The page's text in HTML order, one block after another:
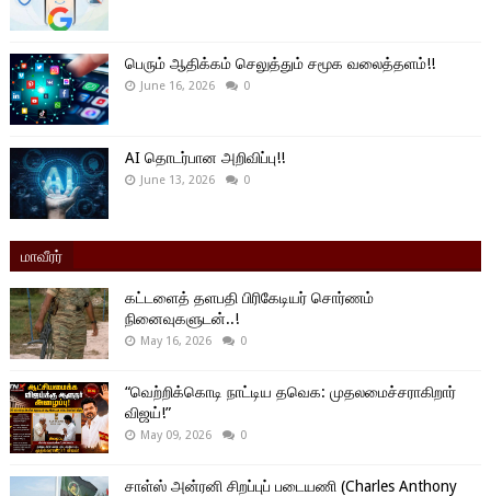
பெரும் ஆதிக்கம் செலுத்தும் சமூக வலைத்தளம்!!
June 16, 2026 0
AI தொடர்பான அறிவிப்பு!!
June 13, 2026 0
மாவீரர்
கட்டளைத் தளபதி பிரிகேடியர் சொர்ணம்
நினைவுகளுடன்..!
May 16, 2026 0
“வெற்றிக்கொடி நாட்டிய தவெக: முதலமைச்சராகிறார்
விஜய்!”
May 09, 2026 0
சாள்ஸ் அன்ரனி சிறப்புப் படையணி (Charles Anthony